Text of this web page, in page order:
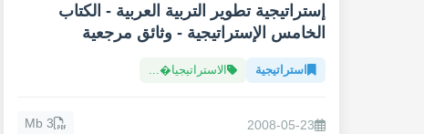
إستراتيجية تطوير التربية العربية - الكتاب
الخامس الإستراتيجية - وثائق مرجعية
استراتيجية الاستراتيجيا�...
2008-05-23
3 Mb